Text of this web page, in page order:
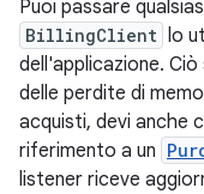
Puoi passare
BillingClient lo
dell'applicazione.
delle perdite di
acquisti, devi anche
riferimento a un
listener riceve